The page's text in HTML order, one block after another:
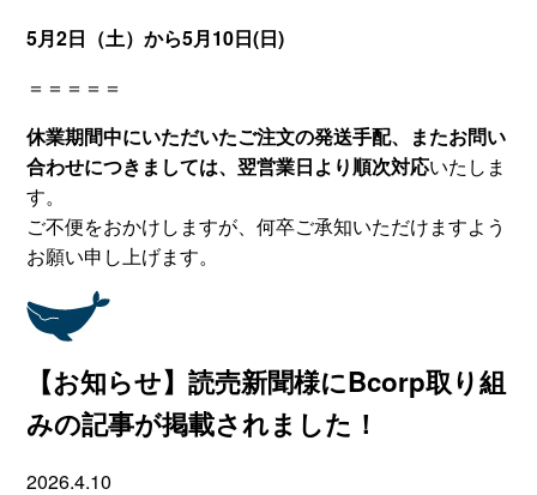
5月2日（土）から5月10日(日)
＝＝＝＝＝
休業期間中にいただいたご注文の発送手配、またお問い
合わせにつきましては、翌営業日より順次対応いたしま
す。
ご不便をおかけしますが、何卒ご承知いただけますよう
お願い申し上げます。
【お知らせ】読売新聞様にBcorp取り組
みの記事が掲載されました！
2026.4.10